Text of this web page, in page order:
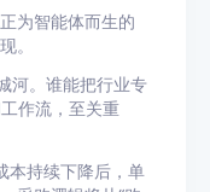
为智能体而生的
。
河。谁能把行业专
作流，至关重
本持续下降后，单